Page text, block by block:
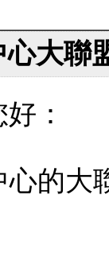
大聯
：
心的大